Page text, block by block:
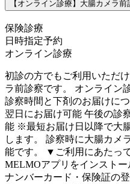
【オンライン診療】大腸カメラ前
保険診療
日時指定予約
オンライン診療
初診の方でもご利用いただ
ラ前診察です。 オンライン
診察時間と下剤のお届け
翌日にお届け可能 午後の
能 ※最短お届け日以降で大
します。 診察時に大腸カメ
能です。 ▼ご利用にあたっ
MELMOアプリをインスト
ナンバーカード・保険証の